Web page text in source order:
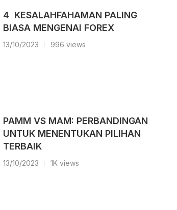
4 KESALAHFAHAMAN PALING
BIASA MENGENAI FOREX
13/10/2023 996 views
PAMM VS MAM: PERBANDINGAN
UNTUK MENENTUKAN PILIHAN
TERBAIK
13/10/2023 1K views